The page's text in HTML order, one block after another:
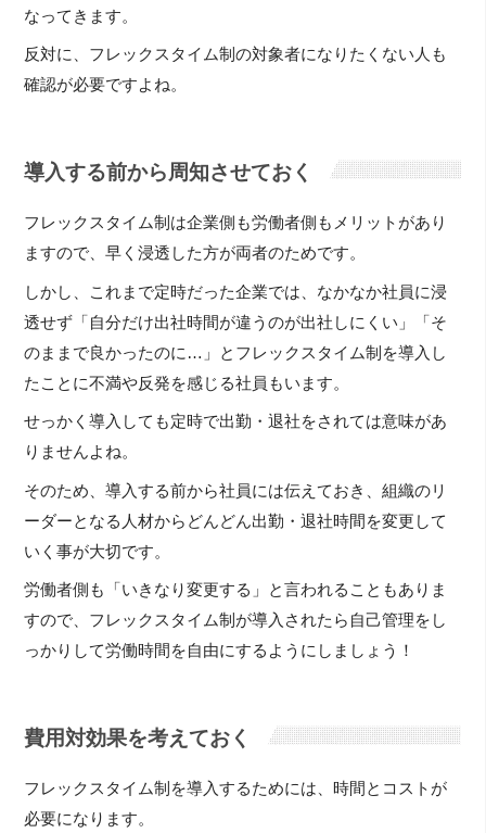
なってきます。
反対に、フレックスタイム制の対象者になりたくない人も
確認が必要ですよね。
導入する前から周知させておく
フレックスタイム制は企業側も労働者側もメリットがあり
ますので、早く浸透した方が両者のためです。
しかし、これまで定時だった企業では、なかなか社員に浸
透せず「自分だけ出社時間が違うのが出社しにくい」「そ
のままで良かったのに…」とフレックスタイム制を導入し
たことに不満や反発を感じる社員もいます。
せっかく導入しても定時で出勤・退社をされては意味があ
りませんよね。
そのため、導入する前から社員には伝えておき、組織のリ
ーダーとなる人材からどんどん出勤・退社時間を変更して
いく事が大切です。
労働者側も「いきなり変更する」と言われることもありま
すので、フレックスタイム制が導入されたら自己管理をし
っかりして労働時間を自由にするようにしましょう！
費用対効果を考えておく
フレックスタイム制を導入するためには、時間とコストが
必要になります。